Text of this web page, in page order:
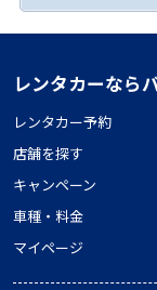
レンタカーなら
レンタカー予約
店舗を探す
キャンペーン
車種・料金
マイページ